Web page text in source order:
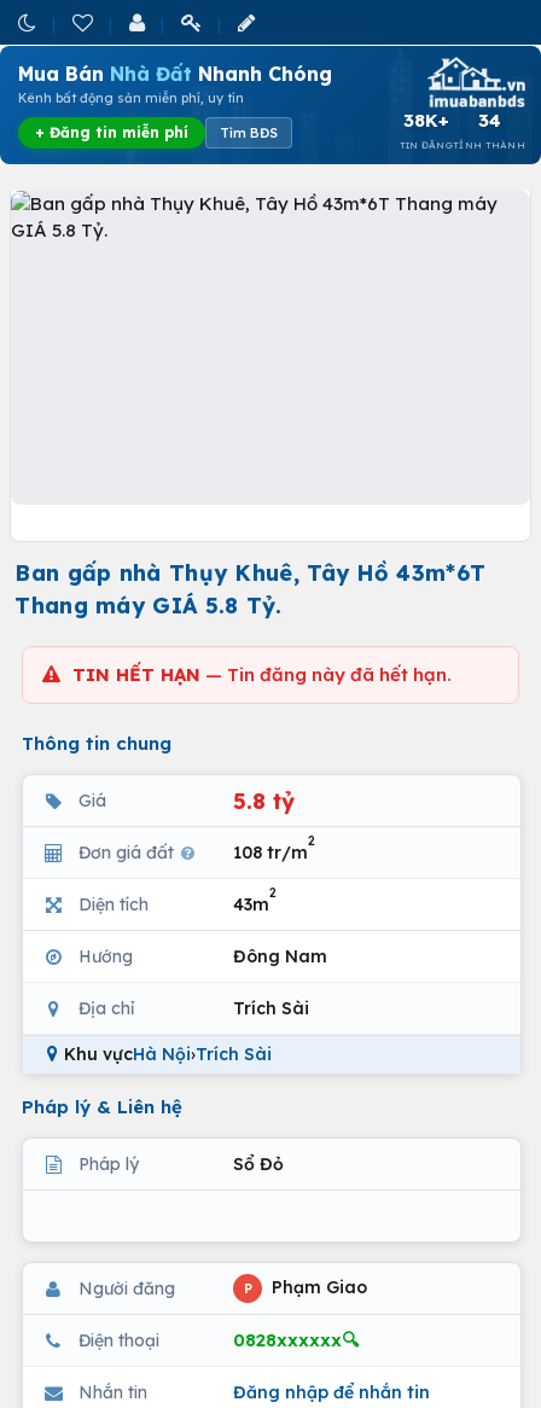
Mua Bán Nhà Đất Nhanh Chóng
Kênh bất động sản miễn phí, uy tín
+ Đăng tin miễn phí Tìm BĐS
38K+
TIN ĐĂNG
34
TỈNH THÀNH
Ban gấp nhà Thụy Khuê, Tây Hồ 43m*6T
Thang máy GIÁ 5.8 Tỷ.
TIN HẾT HẠN — Tin đăng này đã hết hạn.
Thông tin chung
Giá 5.8 tỷ
Đơn giá đất 108 tr/m
2
Diện tích 43m
2
Hướng Đông Nam
Địa chỉ Trích Sài
Khu vựcHà Nội›Trích Sài
Pháp lý & Liên hệ
Pháp lý Sổ Đỏ
Người đăng P Phạm Giao
Điện thoại 0828xxxxxx🔍
Nhắn tin Đăng nhập để nhắn tin